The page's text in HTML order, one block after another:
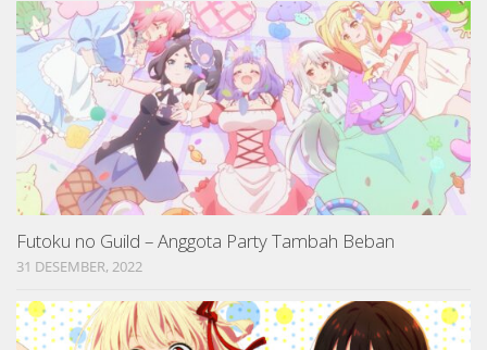
Futoku no Guild – Anggota Party Tambah Beban
31 DESEMBER, 2022